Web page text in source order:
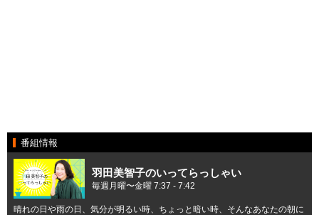
番組情報
羽田美智子のいってらっしゃい
毎週月曜〜金曜 7:37 - 7:42
晴れの日や雨の日、気分が明るい時、ちょっと暗い時、そんなあなたの朝に